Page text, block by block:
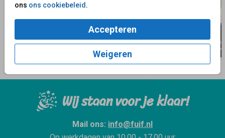
ons ons cookiebeleid.
Accepteren
Weigeren
Wij staan voor je klaar!
Mail ons: info@fuif.nl